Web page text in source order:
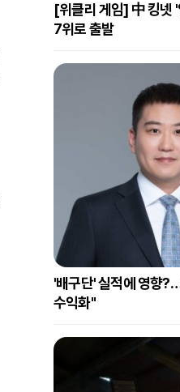
[위클리 게임] 中 킹넷
7위로 출발
'배구단' 실적에 영향
수익화"